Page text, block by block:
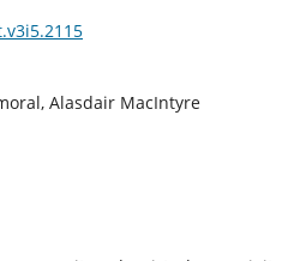
Alasdair MacIntyre